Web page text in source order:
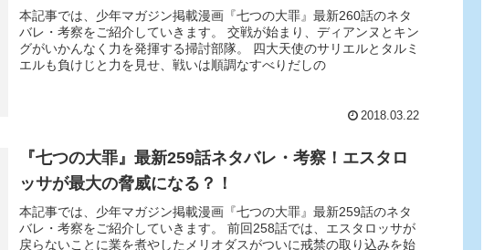
本記事では、少年マガジン掲載漫画『七つの大罪』最新260話のネタ
バレ・考察をご紹介していきます。 交戦が始まり、ディアンヌとキン
グがいかんなく力を発揮する掃討部隊。 四大天使のサリエルとタルミ
エルも負けじと力を見せ、戦いは順調なすべりだしの
2018.03.22
『七つの大罪』最新259話ネタバレ・考察！エスタロ
ッサが最大の脅威になる？！
本記事では、少年マガジン掲載漫画『七つの大罪』最新259話のネタ
バレ・考察をご紹介していきます。 前回258話では、エスタロッサが
戻らないことに業を煮やしたメリオダスがついに戒禁の取り込みを始